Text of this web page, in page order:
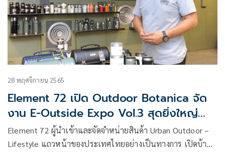
28 พฤศจิกายน 2565
Element 72 เปิด Outdoor Botanica จัด
งาน E-Outside Expo Vol.3 สุดยิ่งใหญ่
เดินหน้าผลักดันประเทศไทยเป็น Hub of
Camping ของเอเชีย
Element 72 ผู้นำเข้าและจัดจำหน่ายสินค้า Urban Outdoor –
Lifestyle แถวหน้าของประเทศไทยอย่างเป็นทางการ เปิดบ้าน